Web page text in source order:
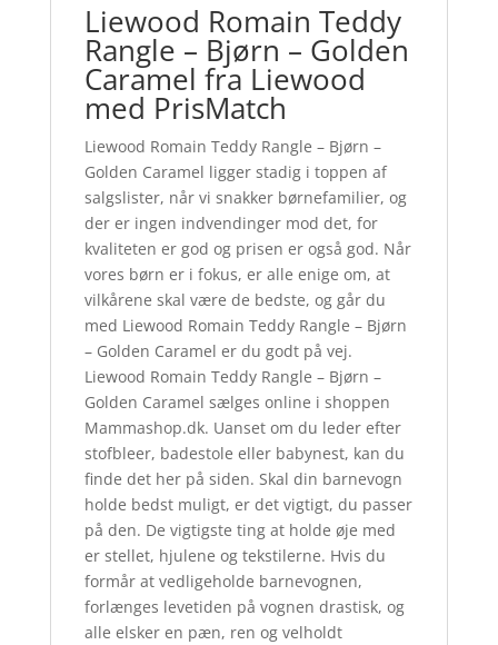
Liewood Romain Teddy
Rangle – Bjørn – Golden
Caramel fra Liewood
med PrisMatch
Liewood Romain Teddy Rangle – Bjørn –
Golden Caramel ligger stadig i toppen af
salgslister, når vi snakker børnefamilier, og
der er ingen indvendinger mod det, for
kvaliteten er god og prisen er også god. Når
vores børn er i fokus, er alle enige om, at
vilkårene skal være de bedste, og går du
med Liewood Romain Teddy Rangle – Bjørn
– Golden Caramel er du godt på vej.
Liewood Romain Teddy Rangle – Bjørn –
Golden Caramel sælges online i shoppen
Mammashop.dk. Uanset om du leder efter
stofbleer, badestole eller babynest, kan du
finde det her på siden. Skal din barnevogn
holde bedst muligt, er det vigtigt, du passer
på den. De vigtigste ting at holde øje med
er stellet, hjulene og tekstilerne. Hvis du
formår at vedligeholde barnevognen,
forlænges levetiden på vognen drastisk, og
alle elsker en pæn, ren og velholdt